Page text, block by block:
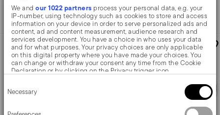
We andour 1022 partners process your personal data, e.g. your
IP-number, using technology such as cookies to store and access
information on your device in order to serve personalized ads and
content, ad and content measurement, audience research and
services development. You have a choice in who uses your data
and for what purposes. Your privacy choices are only applicable
on this digital property where you have made your choices. You
can change or withdraw your consent any time from the Cookie
Declaration or by clicking on the Privacy trigger icon.
Collect information about your geographical location
Identify your device by actively scanning it for specific
Selection
Necessary
Ajouter Ajouter
-25%